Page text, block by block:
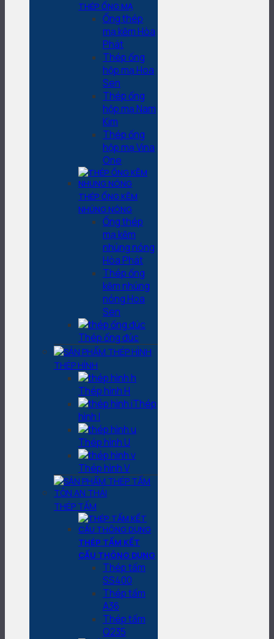
THÉP ỐNG MẠ
Ống thép
mạ kẽm Hòa
Phát
Thép ống
hộp mạ Hoa
Sen
Thép ống
hộp mạ Nam
Kim
Thép ống
hộp mạ Vina
One
THÉP ỐNG KẼM
NHÚNG NÓNG
Ống thép
mạ kẽm
nhúng nóng
Hòa Phát
Thép ống
kẽm nhúng
nóng Hoa
Sen
Thép ống đúc
THÉP HÌNH
Thép hình H
Thép
hình I
Thép hình U
Thép hình V
THÉP TẤM
THÉP TẤM KẾT
CẤU THÔNG DỤNG
Thép tấm
SS400
Thép tấm
A36
Thép tấm
Q235